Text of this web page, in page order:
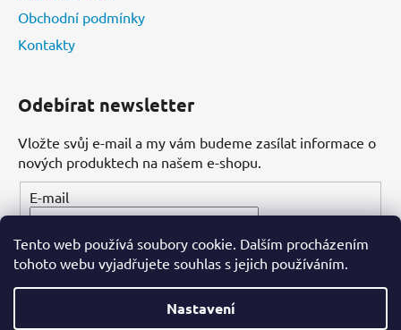
Tento web používá soubory cookie. Dalším procházením
tohoto webu vyjadřujete souhlas s jejich používáním.
Nastavení
Obchodní podmínky
Kontakty
Odebírat newsletter
Vložte svůj e-mail a my vám budeme zasílat informace o
nových produktech na našem e-shopu.
E-mail
PŘIHLÁSIT SE